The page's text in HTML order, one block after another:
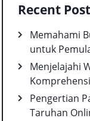
Recent
Memahami
untuk
Menjelajahi
Pengertian
Taruhan